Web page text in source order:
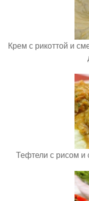
Крем с рикоттой и
Тефтели с рисом и